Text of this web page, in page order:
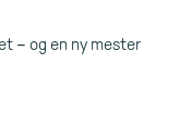
– og en ny mester